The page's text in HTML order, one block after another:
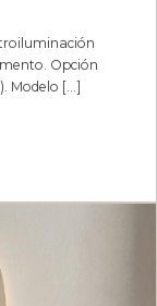
Opción
Modelo […]